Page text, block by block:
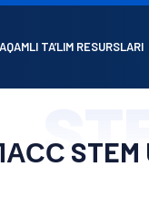
TA’LIM RESURSLARI
STEM